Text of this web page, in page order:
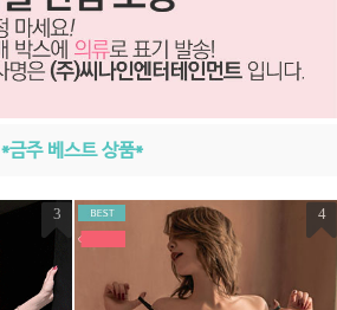
*금주 베스트 상품*
3 4